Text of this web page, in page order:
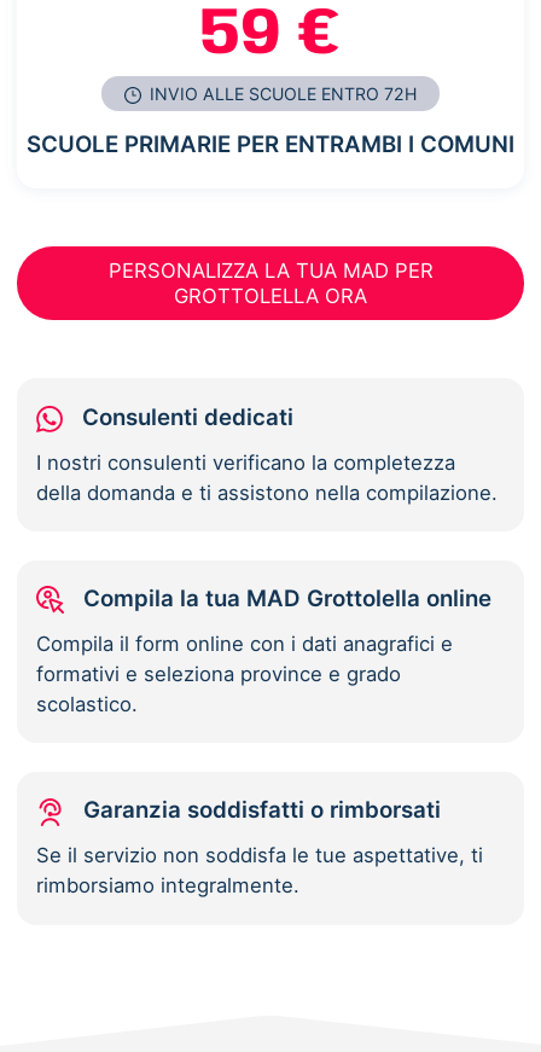
59 €
INVIO ALLE SCUOLE ENTRO 72H
SCUOLE PRIMARIE PER ENTRAMBI I COMUNI
PERSONALIZZA LA TUA MAD PER
GROTTOLELLA ORA
Consulenti dedicati
I nostri consulenti verificano la completezza
della domanda e ti assistono nella compilazione.
Compila la tua MAD Grottolella online
Compila il form online con i dati anagrafici e
formativi e seleziona province e grado
scolastico.
Garanzia soddisfatti o rimborsati
Se il servizio non soddisfa le tue aspettative, ti
rimborsiamo integralmente.